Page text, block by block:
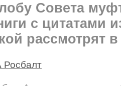
Совета
с цитатами
рассмотрят
Росбалт